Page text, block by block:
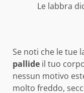
Le labbra
Se noti che le tue
pallide il tuo
nessun motivo
molto freddo,